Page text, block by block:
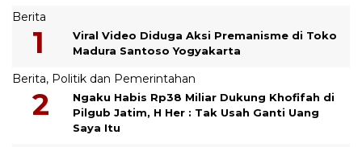
Berita
Viral Video Diduga Aksi Premanisme di Toko
Madura Santoso Yogyakarta
Berita, Politik dan Pemerintahan
Ngaku Habis Rp38 Miliar Dukung Khofifah di
Pilgub Jatim, H Her : Tak Usah Ganti Uang
Saya Itu